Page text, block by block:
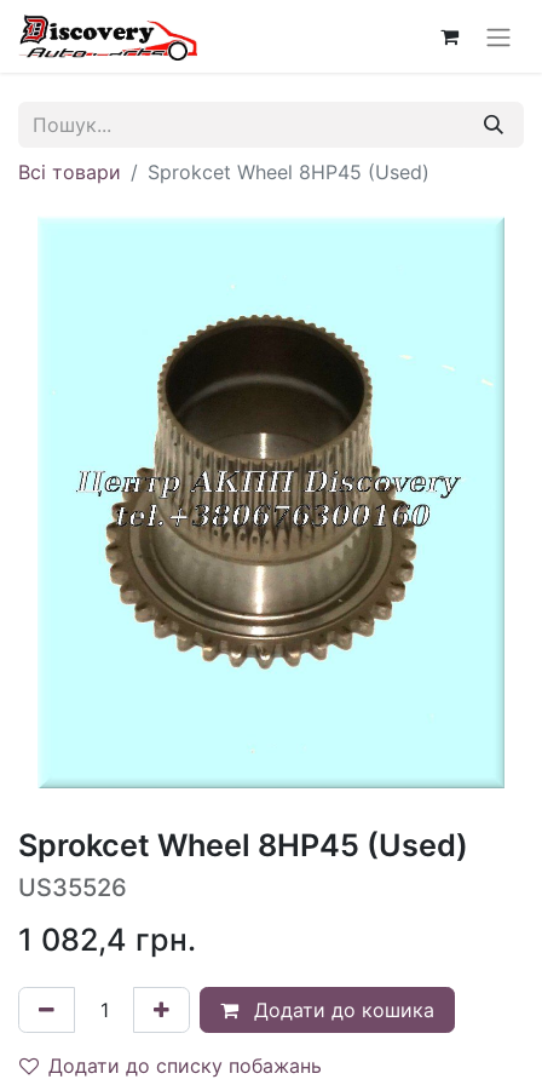
Всі товари Sprokcet Wheel 8HP45 (Used)
Sprokcet Wheel 8HP45 (Used)
US35526
1 082,4 грн.
Додати до кошика
Додати до списку побажань